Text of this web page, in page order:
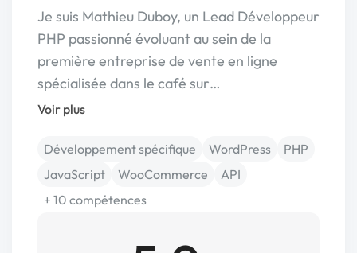
Je suis Mathieu Duboy, un Lead Développeur
PHP passionné évoluant au sein de la
première entreprise de vente en ligne
spécialisée dans le café sur…
Voir plus
Développement spécifique WordPress
PHP
JavaScript
WooCommerce
API
+ 10 compétences